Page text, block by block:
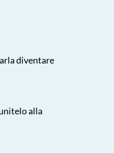
diventare
alla